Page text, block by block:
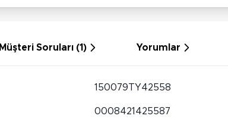
Müşteri Soruları (1) Yorumlar
150079TY42558
0008421425587